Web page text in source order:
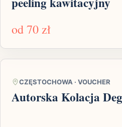
od70 zł
CZĘSTOCHOWA · VOUCHER
Autorska Kolacja